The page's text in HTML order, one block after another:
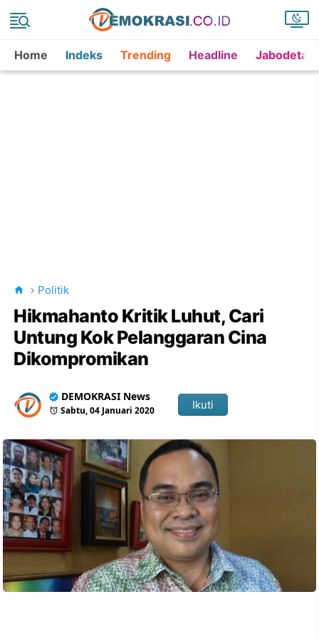
Home Indeks Trending Headline
Politik
Hikmahanto Kritik Luhut, Cari
Untung Kok Pelanggaran Cina
Dikompromikan
DEMOKRASI News
Sabtu, 04 Januari 2020 Ikuti